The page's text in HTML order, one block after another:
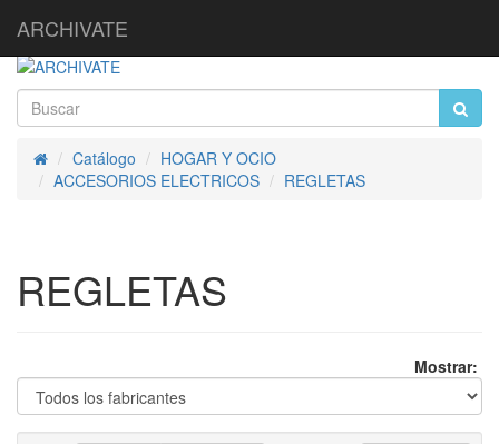
ARCHIVATE
InicioCatálogo
HOGAR Y OCIO
ACCESORIOS ELECTRICOS
REGLETAS
REGLETAS
Mostrar: